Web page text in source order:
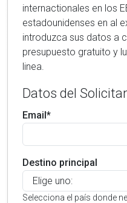
internactionales en los
estadounidenses en al
introduzca sus datos a
presupuesto gratuito y
linea.
Datos del
Email*
Destino principal
Selecciona el país donde